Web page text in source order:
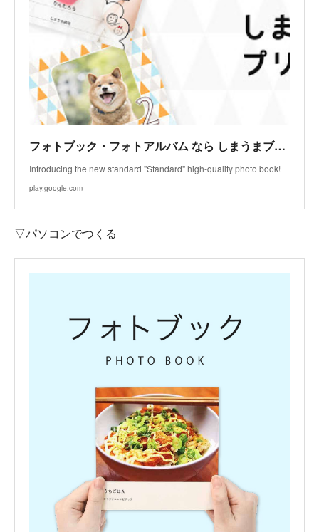
フォトブック・フォトアルバム なら しまうまブック - Apps on Google Play
Introducing the new standard "Standard" high-quality photo book!
play.google.com
▽パソコンでつくる